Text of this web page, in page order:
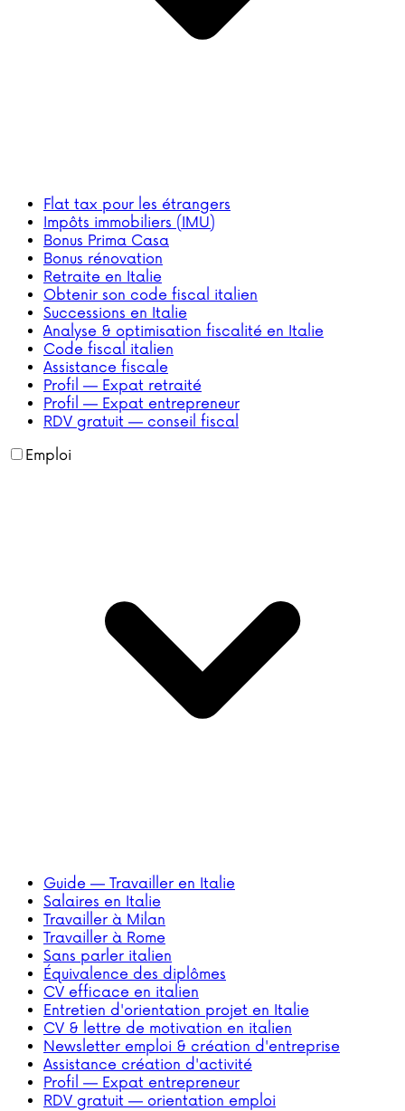
Flat tax pour les étrangers
Impôts immobiliers (IMU)
Bonus Prima Casa
Bonus rénovation
Retraite en Italie
Obtenir son code fiscal italien
Successions en Italie
Analyse & optimisation fiscalité en Italie
Code fiscal italien
Assistance fiscale
Profil — Expat retraité
Profil — Expat entrepreneur
RDV gratuit — conseil fiscal
Emploi
Guide — Travailler en Italie
Salaires en Italie
Travailler à Milan
Travailler à Rome
Sans parler italien
Équivalence des diplômes
CV efficace en italien
Entretien d'orientation projet en Italie
CV & lettre de motivation en italien
Newsletter emploi & création d'entreprise
Assistance création d'activité
Profil — Expat entrepreneur
RDV gratuit — orientation emploi